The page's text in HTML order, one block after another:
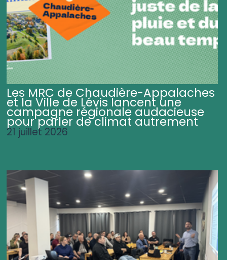
Les MRC de Chaudière-Appalaches
et la Ville de Lévis lancent une
campagne régionale audacieuse
pour parler de climat autrement
21 juillet 2026